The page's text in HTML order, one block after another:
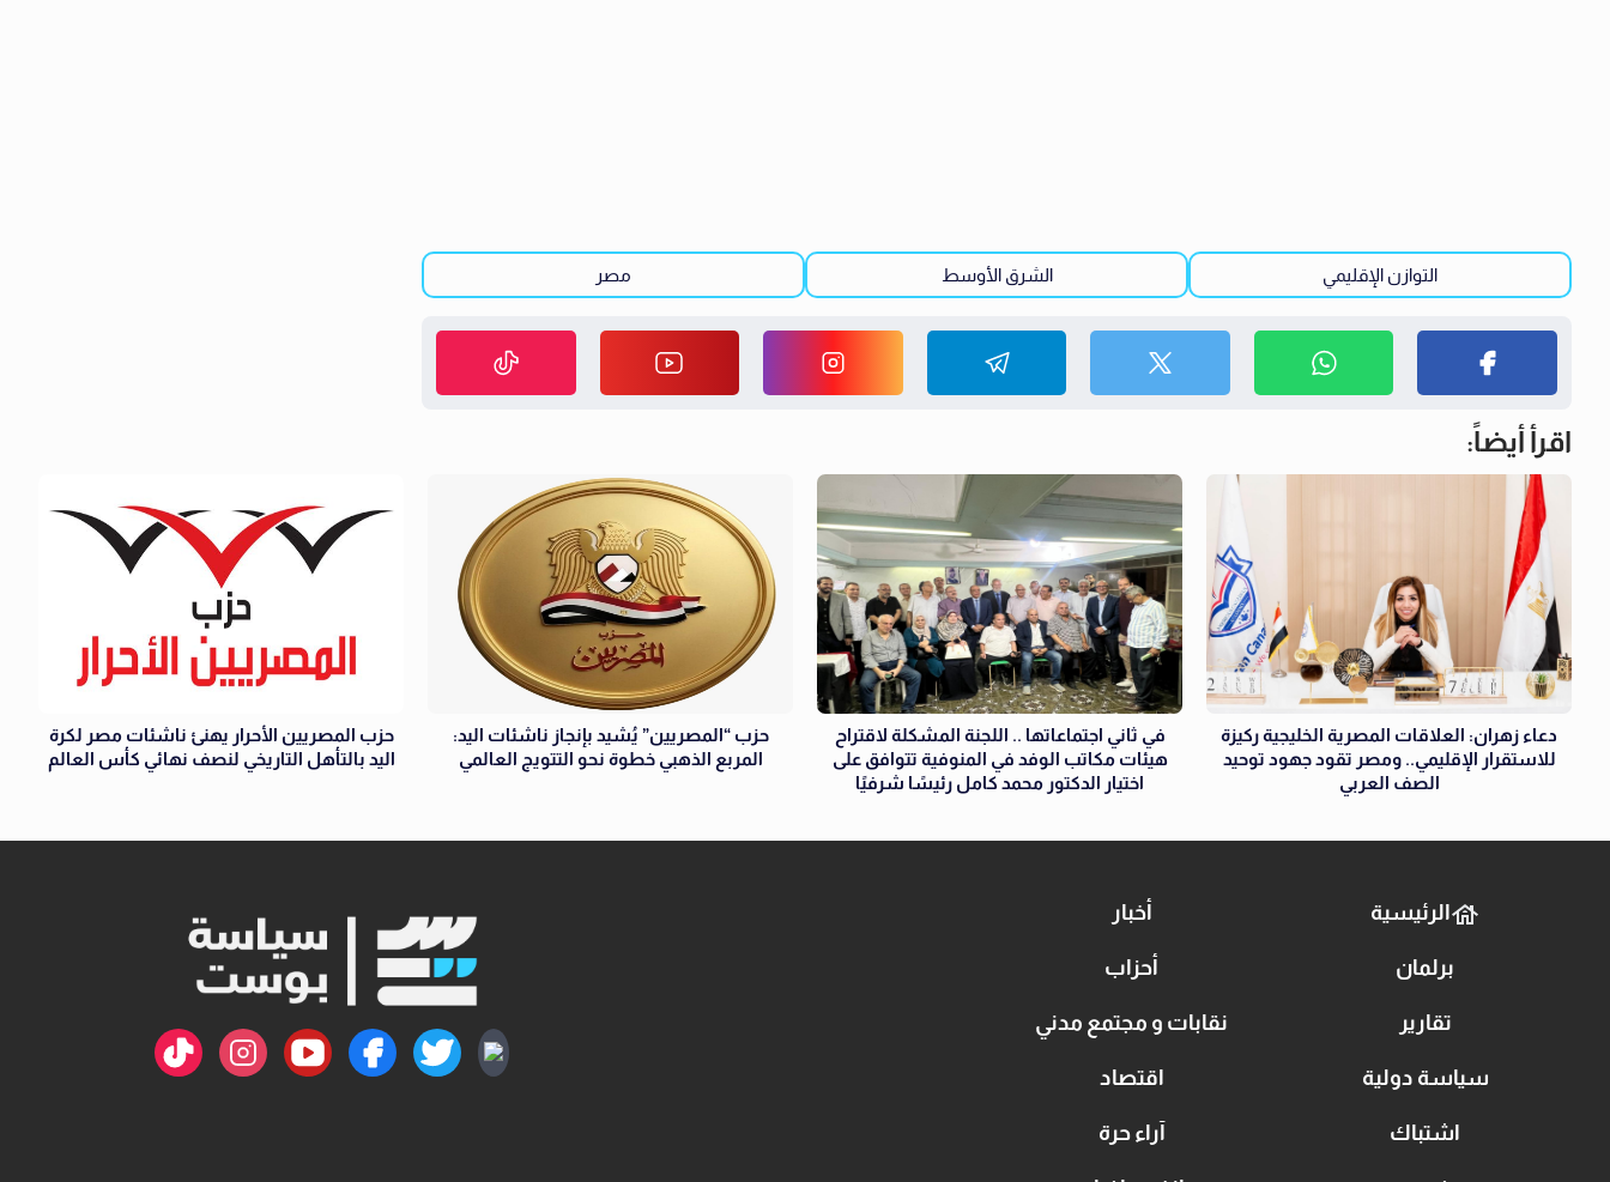
التوازن الإقليمي الشرق الأوسط مصر
اقرأ أيضاً:
دعاء زهران: العلاقات المصرية الخليجية ركيزة
للاستقرار الإقليمي.. ومصر تقود جهود توحيد
الصف العربي
في ثاني اجتماعاتها .. اللجنة المشكلة لاقتراح
هيئات مكاتب الوفد في المنوفية تتوافق على
اختيار الدكتور محمد كامل رئيسًا شرفيًا
حزب “المصريين” يُشيد بإنجاز ناشئات اليد:
المربع الذهبي خطوة نحو التتويج العالمي
حزب المصريين الأحرار يهنئ ناشئات مصر لكرة
اليد بالتأهل التاريخي لنصف نهائي كأس العالم
الرئيسية أخبار
برلمان أحزاب
تقارير نقابات و مجتمع مدني
سياسة دولية اقتصاد
اشتباك آراء حرة